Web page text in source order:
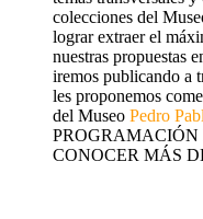
colecciones del
lograr extraer el
nuestras propuestas
iremos publicando a
les proponemos
del Museo Pedro
CONOCER MÁS